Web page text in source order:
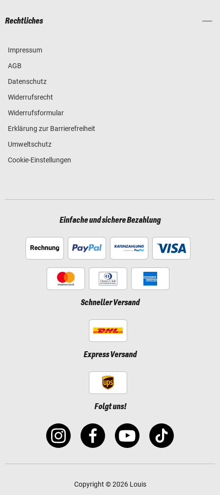
Rechtliches
Impressum
AGB
Datenschutz
Widerrufsrecht
Widerrufsformular
Erklärung zur Barrierefreiheit
Umweltschutz
Cookie-Einstellungen
Einfache und sichere Bezahlung
Schneller Versand
Express Versand
Folgt uns!
Copyright © 2026 Louis